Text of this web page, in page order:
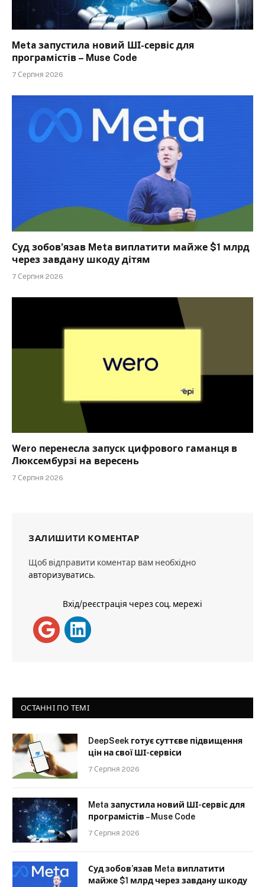
Meta запустила новий ШІ-сервіс для
програмістів – Muse Code
7 Серпня 2026
Суд зобов’язав Meta виплатити майже $1 млрд
через завдану шкоду дітям
7 Серпня 2026
Wero перенесла запуск цифрового гаманця в
Люксембурзі на вересень
7 Серпня 2026
ЗАЛИШИТИ КОМЕНТАР
Щоб відправити коментар вам необхідно
авторизуватись.
Вхід/реєстрація через соц. мережі
ОСТАННІ ПО ТЕМІ
DeepSeek готує суттєве підвищення
цін на свої ШІ-сервіси
7 Серпня 2026
Meta запустила новий ШІ-сервіс для
програмістів – Muse Code
7 Серпня 2026
Суд зобов’язав Meta виплатити
майже $1 млрд через завдану шкоду